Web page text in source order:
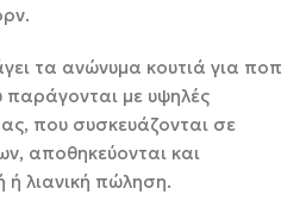
τα ανώνυμα κουτιά για ποπ
παράγονται με υψηλές
που συσκευάζονται σε
αποθηκεύονται και
ή λιανική πώληση.